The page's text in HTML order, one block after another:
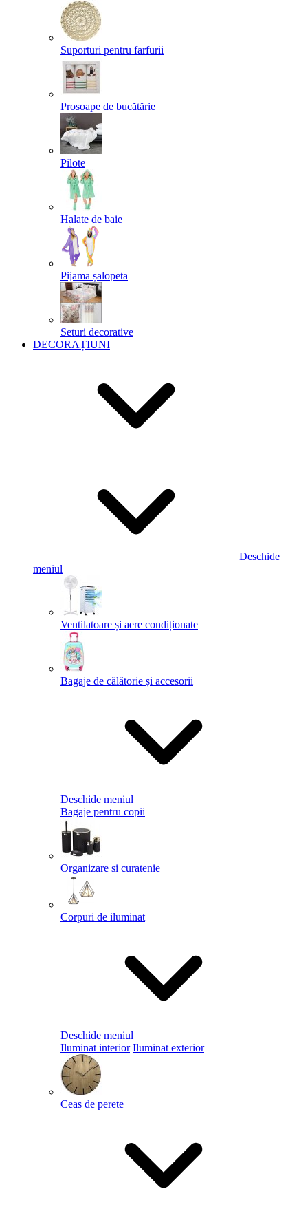
Suporturi pentru farfurii
Prosoape de bucătărie
Pilote
Halate de baie
Pijama șalopeta
Seturi decorative
DECORAȚIUNI
Deschide
meniul
Ventilatoare și aere condiționate
Bagaje de călătorie și accesorii
Deschide meniul
Bagaje pentru copii
Organizare si curatenie
Corpuri de iluminat
Deschide meniul
Iluminat interior Iluminat exterior
Ceas de perete